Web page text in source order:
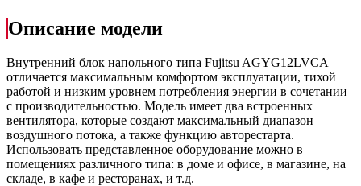
Описание модели
Внутренний блок напольного типа Fujitsu AGYG12LVCA
отличается максимальным комфортом эксплуатации, тихой
работой и низким уровнем потребления энергии в сочетании
с производительностью. Модель имеет два встроенных
вентилятора, которые создают максимальный диапазон
воздушного потока, а также функцию авторестарта.
Использовать представленное оборудование можно в
помещениях различного типа: в доме и офисе, в магазине, на
складе, в кафе и ресторанах, и т.д.